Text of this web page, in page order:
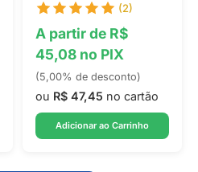
(2)
A partir de R$
45,08 no PIX
(5,00% de desconto)
ou R$ 47,45 no cartão
Adicionar ao Carrinho